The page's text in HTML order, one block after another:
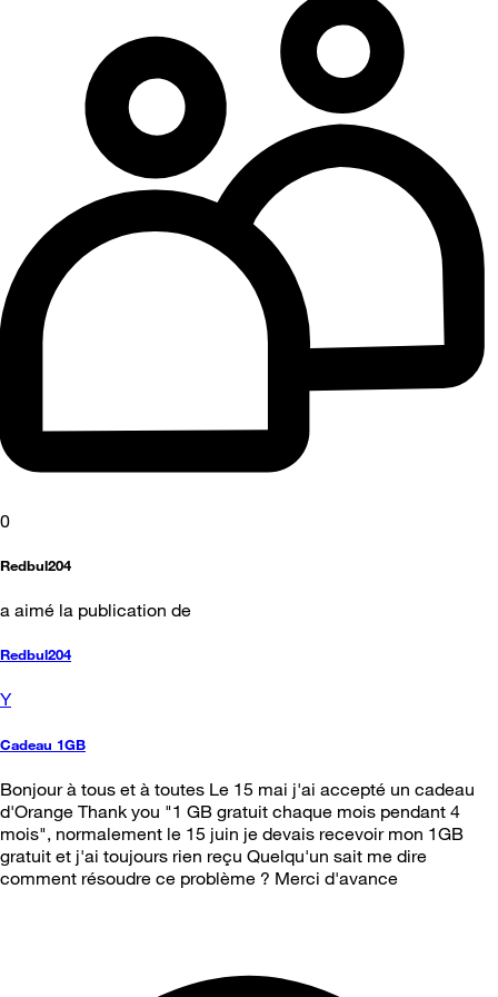
0
Redbul204
a aimé la publication de
Redbul204
Y
Cadeau 1GB
Bonjour à tous et à toutes Le 15 mai j'ai accepté un cadeau
d'Orange Thank you "1 GB gratuit chaque mois pendant 4
mois", normalement le 15 juin je devais recevoir mon 1GB
gratuit et j'ai toujours rien reçu Quelqu'un sait me dire
comment résoudre ce problème ? Merci d'avance